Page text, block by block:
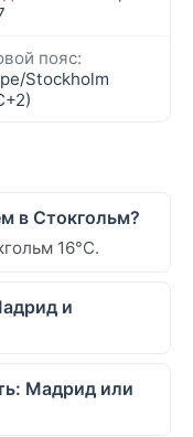
пояс:
Stockholm
в Стокгольм?
16°C.
и
Мадрид или